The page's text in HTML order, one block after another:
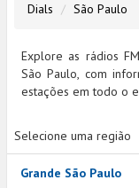
Dials São Paulo
Explore as rádios
São Paulo, com
estações em todo o
Selecione uma região
Grande São Paulo